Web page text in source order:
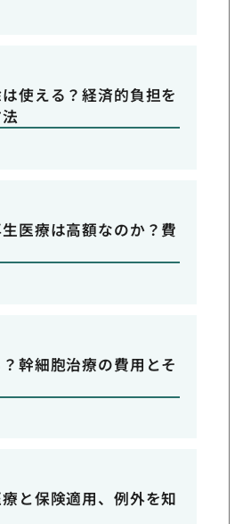
使える？経済的負担を
医療は高額なのか？費
幹細胞治療の費用とそ
と保険適用、例外を知